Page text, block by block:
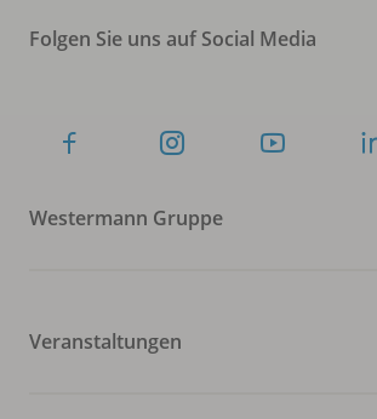
Folgen Sie uns auf Social Media
Westermann Gruppe
Veranstaltungen